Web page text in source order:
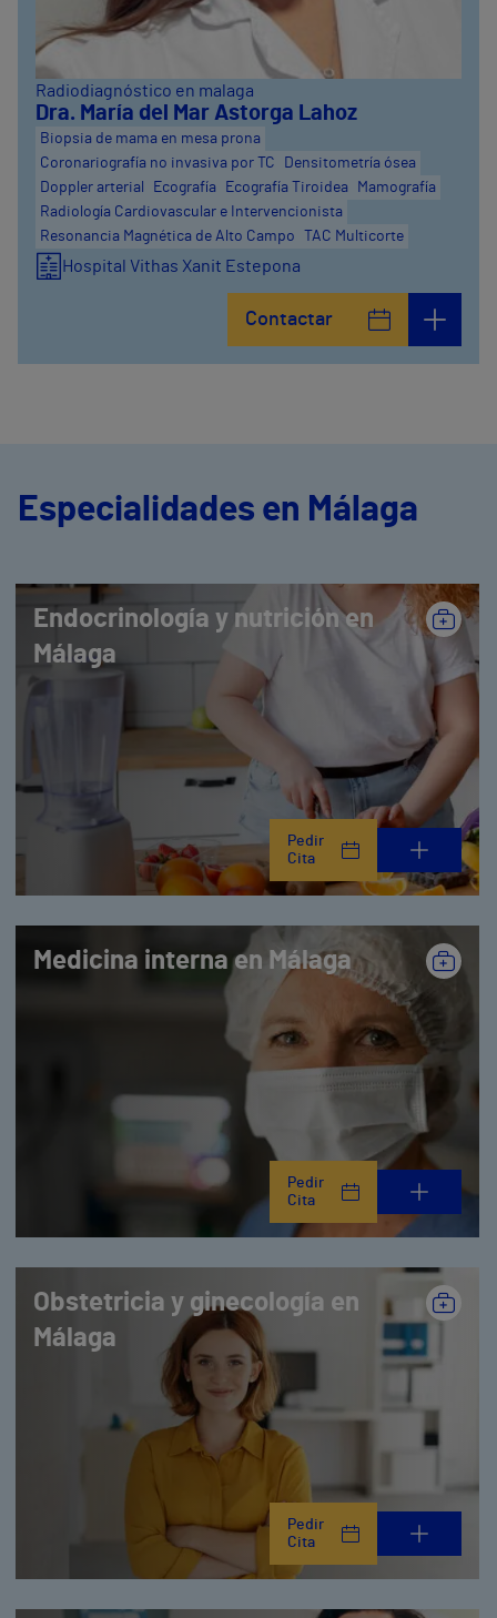
Radiodiagnóstico en malaga
Dra. María del Mar Astorga Lahoz
Biopsia de mama en mesa prona
Coronariografía no invasiva por TC
Densitometría ósea
Doppler arterial
Ecografía Ecografía Tiroidea
Mamografía
Radiología Cardiovascular e Intervencionista
Resonancia Magnética de Alto Campo
TAC Multicorte
Hospital Vithas Xanit Estepona
Contactar
Especialidades en Málaga
Endocrinología y nutrición en
Málaga
Pedir
Cita
Medicina interna en Málaga
Pedir
Cita
Obstetricia y ginecología en
Málaga
Pedir
Cita